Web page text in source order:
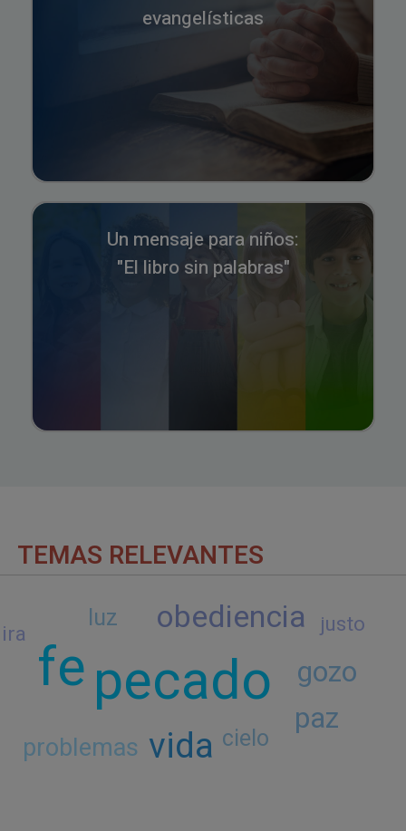
evangelísticas
Un mensaje para niños:
"El libro sin palabras"
TEMAS RELEVANTES
pecado
fe
vida
obediencia
paz
gozo
problemas cielo
luz
ira justo